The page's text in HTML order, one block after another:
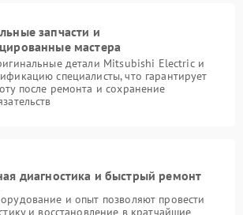
запчасти и
мастера
детали Mitsubishi Electric и
специалисты, что гарантирует
после ремонта и сохранение
диагностика и быстрый ремонт
и опыт позволяют провести
и восстановление в кратчайшие